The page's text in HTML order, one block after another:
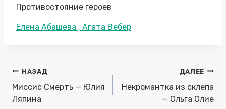
Противостояние героев
Метки
Елена Абашева , Агата Вебер
Навигация
по
записям
НАЗАД
Миссис Смерть — Юлия
Ляпина
ДАЛЕЕ
Некромантка из склепа
— Ольга Олие